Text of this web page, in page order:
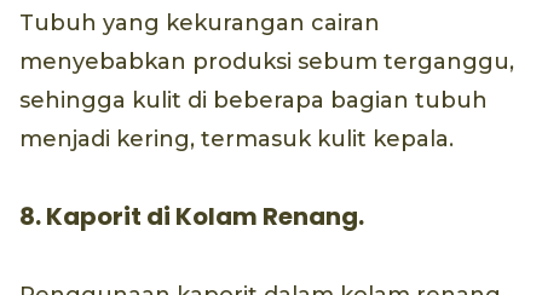
Tubuh yang kekurangan cairan
menyebabkan produksi sebum terganggu,
sehingga kulit di beberapa bagian tubuh
menjadi kering, termasuk kulit kepala.
8. Kaporit di Kolam Renang.